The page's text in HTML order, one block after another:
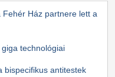
Ház partnere lett a
technológiai
bispecifikus antitestek